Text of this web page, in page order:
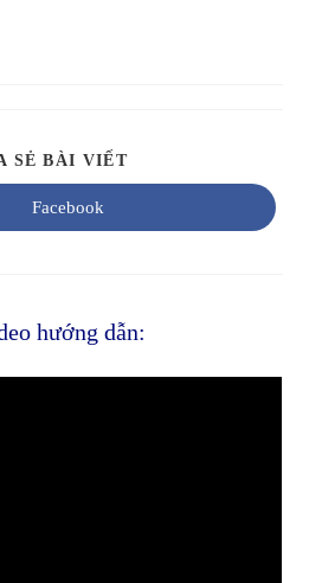
SẺ BÀI VIẾTSHARE
Opens
in
Facebook
hướng dẫn: